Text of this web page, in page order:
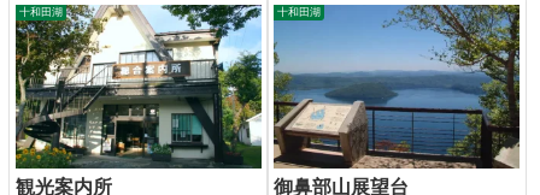
十和田湖
観光案内所
十和田湖
御鼻部山展望台